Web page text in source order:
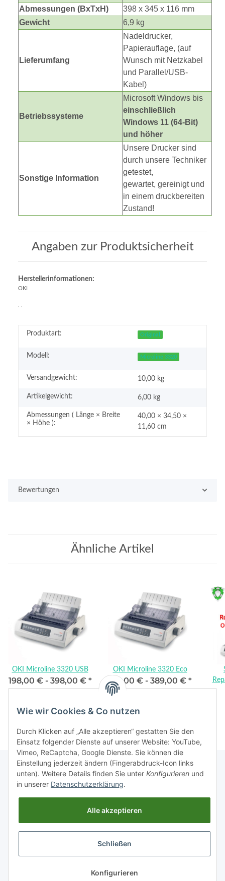
Abmessungen (BxTxH)
398 x 345 x 116 mm
Gewicht
6,9 kg
Lieferumfang
Nadeldrucker,
Papierauflage, (auf
Wunsch mit Netzkabel
und Parallel/USB-
Kabel)
Betriebssysteme
Microsoft Windows bis
einschließlich
Windows 11 (64-Bit)
und höher
Sonstige Information
Unsere Drucker sind
durch unsere Techniker
getestet,
gewartet, gereinigt und
in einem druckbereiten
Zustand!
Angaben zur Produktsicherheit
Herstellerinformationen:
OKI
Produktart: Original
Modell: Microline 3320
Versandgewicht: 10,00 kg
Artikelgewicht: 6,00 kg
Abmessungen ( Länge × Breite
× Höhe ):
40,00 × 34,50 ×
11,60 cm
Bewertungen
Ähnliche Artikel
OKI Microline 3320 USB
198,00 € - 398,00 € *
OKI Microline 3320 Eco
189,00 € - 389,00 € *
Rechtliches
Vertrag widerrufen
* Alle Preise inkl. gesetzlicher USt.
Wie wir Cookies & Co nutzen
Durch Klicken auf „Alle akzeptieren“ gestatten Sie den
Einsatz folgender Dienste auf unserer Website: YouTube,
Vimeo, ReCaptcha, Google Dienste. Sie können die
Einstellung jederzeit ändern (Fingerabdruck-Icon links
unten). Weitere Details finden Sie unter Konfigurieren und
in unserer Datenschutzerklärung.
Alle akzeptieren
Schließen
Konfigurieren